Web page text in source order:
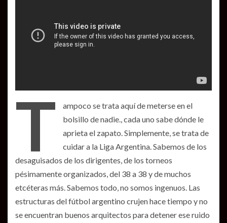
T
ampoco se trata aquí de meterse en el
bolsillo de nadie., cada uno sabe dónde le
aprieta el zapato. Simplemente, se trata de
cuidar a la Liga Argentina. Sabemos de los
desaguisados de los dirigentes, de los torneos
pésimamente organizados, del 38 a 38 y de muchos
etcéteras más. Sabemos todo, no somos ingenuos. Las
estructuras del fútbol argentino crujen hace tiempo y no
se encuentran buenos arquitectos para detener ese ruido